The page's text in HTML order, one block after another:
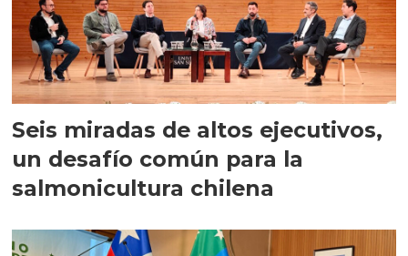
Seis miradas de altos ejecutivos,
un desafío común para la
salmonicultura chilena